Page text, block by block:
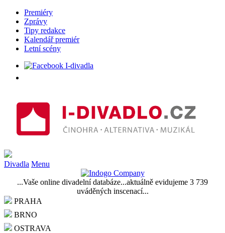
Premiéry
Zprávy
Tipy redakce
Kalendář premiér
Letní scény
Divadla Menu
...Vaše online divadelní databáze...aktuálně evidujeme 3 739
uváděných inscenací...
PRAHA
BRNO
OSTRAVA